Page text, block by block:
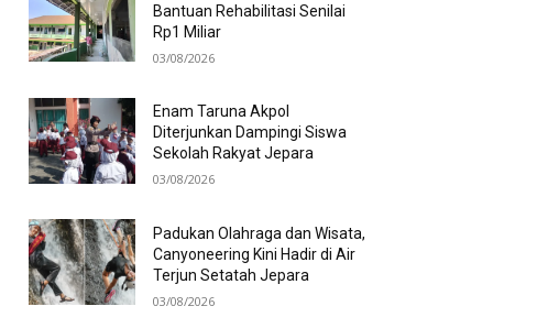
Bantuan Rehabilitasi Senilai
Rp1 Miliar
03/08/2026
Enam Taruna Akpol
Diterjunkan Dampingi Siswa
Sekolah Rakyat Jepara
03/08/2026
Padukan Olahraga dan Wisata,
Canyoneering Kini Hadir di Air
Terjun Setatah Jepara
03/08/2026